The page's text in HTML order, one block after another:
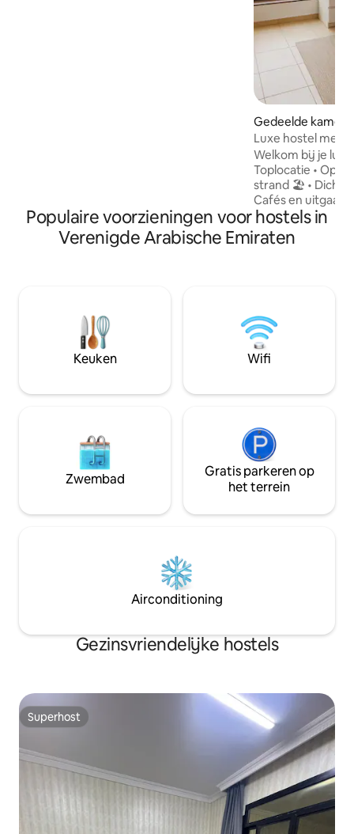
Gedeelde kamer
Luxe hostel met
Dicht bij de
Welkom bij je luxe
Toplocatie • Op
strand 🏖️ • Dicht
Cafés en
buurt 🛏️ Over de ruimte • Comfortabel
bed in een
Schoon, rustig en
Afgelegen
maandverblijven
Populaire voorzieningen voor hostels in
Verenigde Arabische Emiraten
Keuken Wifi
Zwembad
Gratis parkeren op
het terrein
Airconditioning
Gezinsvriendelijke hostels
Superhost
Superhost